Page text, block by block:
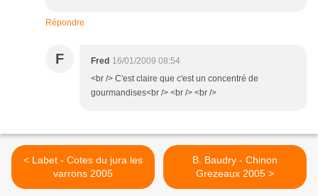
Répondre
F Fred 16/01/2009 08:54
<br /> C'est claire que c'est un concentré de
gourmandises<br /> <br /> <br />
< Labet - Cotes du jura les
varrons 2005
B. Baudry - Chinon
Grezeaux 2005 >